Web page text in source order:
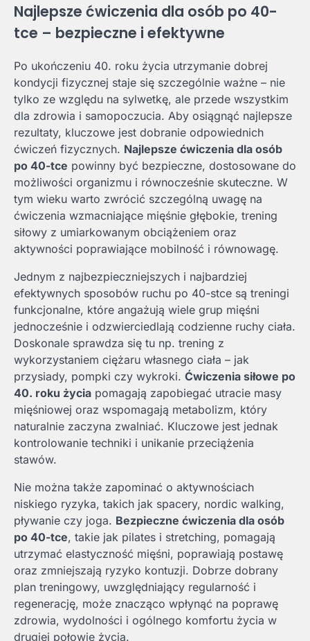
Najlepsze ćwiczenia dla osób po 40-
tce – bezpieczne i efektywne
Po ukończeniu 40. roku życia utrzymanie dobrej
kondycji fizycznej staje się szczególnie ważne – nie
tylko ze względu na sylwetkę, ale przede wszystkim
dla zdrowia i samopoczucia. Aby osiągnąć najlepsze
rezultaty, kluczowe jest dobranie odpowiednich
ćwiczeń fizycznych. Najlepsze ćwiczenia dla osób
po 40-tce powinny być bezpieczne, dostosowane do
możliwości organizmu i równocześnie skuteczne. W
tym wieku warto zwrócić szczególną uwagę na
ćwiczenia wzmacniające mięśnie głębokie, trening
siłowy z umiarkowanym obciążeniem oraz
aktywności poprawiające mobilność i równowagę.
Jednym z najbezpieczniejszych i najbardziej
efektywnych sposobów ruchu po 40-stce są treningi
funkcjonalne, które angażują wiele grup mięśni
jednocześnie i odzwierciedlają codzienne ruchy ciała.
Doskonale sprawdza się tu np. trening z
wykorzystaniem ciężaru własnego ciała – jak
przysiady, pompki czy wykroki. Ćwiczenia siłowe po
40. roku życia pomagają zapobiegać utracie masy
mięśniowej oraz wspomagają metabolizm, który
naturalnie zaczyna zwalniać. Kluczowe jest jednak
kontrolowanie techniki i unikanie przeciążenia
stawów.
Nie można także zapominać o aktywnościach
niskiego ryzyka, takich jak spacery, nordic walking,
pływanie czy joga. Bezpieczne ćwiczenia dla osób
po 40-tce, takie jak pilates i stretching, pomagają
utrzymać elastyczność mięśni, poprawiają postawę
oraz zmniejszają ryzyko kontuzji. Dobrze dobrany
plan treningowy, uwzględniający regularność i
regenerację, może znacząco wpłynąć na poprawę
zdrowia, wydolności i ogólnego komfortu życia w
drugiej połowie życia.